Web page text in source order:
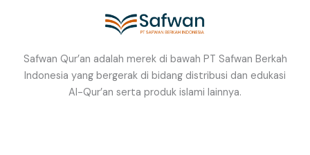
Safwan Qur’an adalah merek di bawah PT Safwan Berkah
Indonesia yang bergerak di bidang distribusi dan edukasi
Al-Qur’an serta produk islami lainnya.